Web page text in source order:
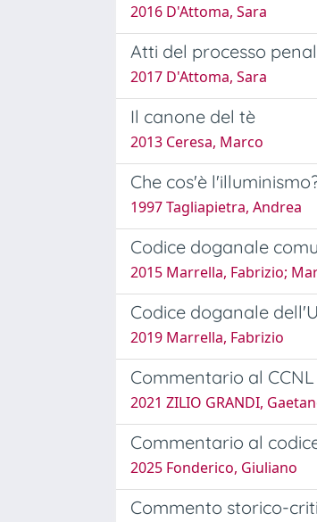
2016 D'Attoma, Sara
Atti del processo
2017 D'Attoma, Sara
Il canone del tè
2013 Ceresa, Marco
Che cos'è
1997 Tagliapietra, Andrea
Codice doganale
2015 Marrella, Fabrizio;
Codice doganale
2019 Marrella, Fabrizio
Commentario al
2021 ZILIO GRANDI,
Commentario al
2025 Fonderico, Giuliano
Commento storico-